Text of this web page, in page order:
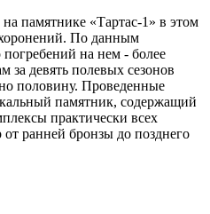
памятнике «Тартас-1» в этом
По данным
на нем - более
за девять полевых сезонов
половину. Проведенные
памятник, содержащий
практически всех
от ранней бронзы до позднего